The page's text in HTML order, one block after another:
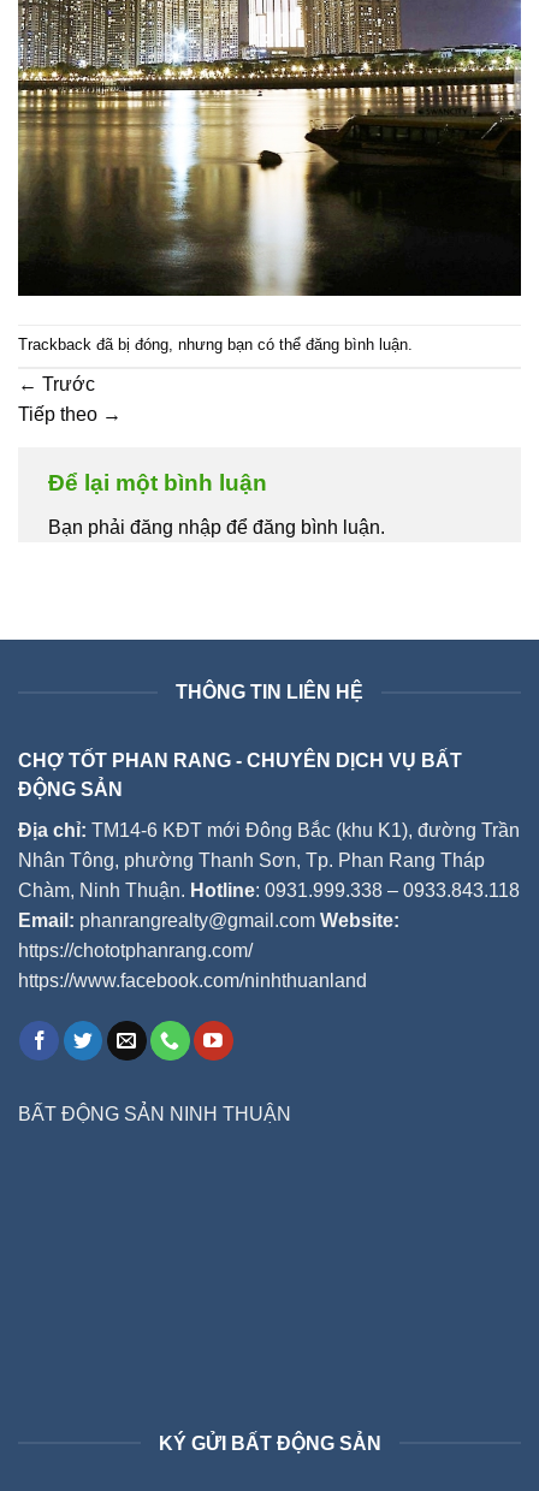
Trackback đã bị đóng, nhưng bạn có thể đăng bình luận.
← Trước
Tiếp theo →
Để lại một bình luận
Bạn phải đăng nhập để đăng bình luận.
THÔNG TIN LIÊN HỆ
CHỢ TỐT PHAN RANG - CHUYÊN DỊCH VỤ BẤT
ĐỘNG SẢN
Địa chỉ: TM14-6 KĐT mới Đông Bắc (khu K1), đường Trần
Nhân Tông, phường Thanh Sơn, Tp. Phan Rang Tháp
Chàm, Ninh Thuận. Hotline: 0931.999.338 – 0933.843.118
Email: phanrangrealty@gmail.com Website:
https://chototphanrang.com/
https://www.facebook.com/ninhthuanland
BẤT ĐỘNG SẢN NINH THUẬN
KÝ GỬI BẤT ĐỘNG SẢN